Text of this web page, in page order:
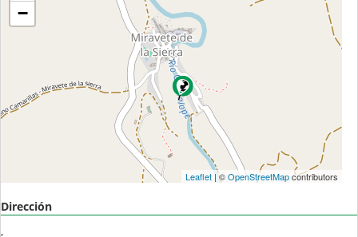
−
Leaflet| ©OpenStreetMapcontributors
Dirección
,